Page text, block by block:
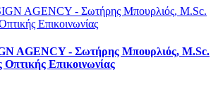
AGENCY - Σωτήρης Μπουρλιός, M.Sc.
Επικοινωνίας